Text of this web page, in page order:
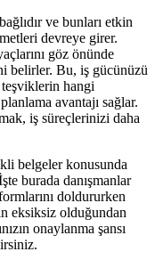
ve bunları etkin
devreye girer.
göz önünde
belirler. Bu, iş gücünüzü
hangi
avantajı sağlar.
iş süreçlerinizi daha
belgeler konusunda
burada danışmanlar
doldururken
eksiksiz olduğundan
onaylanma şansı